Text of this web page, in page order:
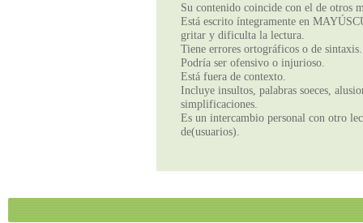
Su contenido coincide con el de otros
Está escrito íntegramente en
gritar y dificulta la lectura.
Tiene errores ortográficos o de sintaxis.
Podría ser ofensivo o injurioso.
Está fuera de contexto.
Incluye insultos, palabras soeces,
simplificaciones.
Es un intercambio personal con otro
de(usuarios).